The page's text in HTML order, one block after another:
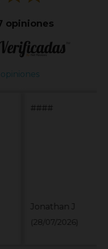
opiniones